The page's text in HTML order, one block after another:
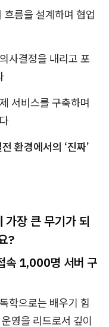
름을 설계하며 협업
사결정을 내리고 포
서비스를 구축하며
환경에서의 ‘진짜’
가장 큰 무기가 되
?
속 1,000명 서버 구
학으로는 배우기 힘
영을 리드로서 깊이